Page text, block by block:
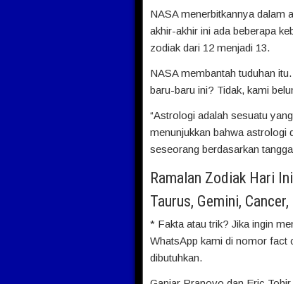
NASA menerbitkannya dalam
akhir-akhir ini ada beberapa
zodiak dari 12 menjadi 13.
NASA membantah tuduhan
baru-baru ini? Tidak, kami
“Astrologi adalah sesuatu
menunjukkan bahwa astrologi
seseorang berdasarkan
Ramalan Zodiak Hari
Taurus, Gemini, Cancer,
* Fakta atau trik? Jika ingin
WhatsApp kami di nomor fact
dibutuhkan.